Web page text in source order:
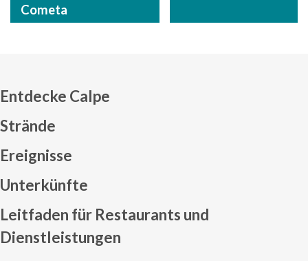
Cometa
Entdecke Calpe
Strände
Ereignisse
Unterkünfte
Leitfaden für Restaurants und
Dienstleistungen